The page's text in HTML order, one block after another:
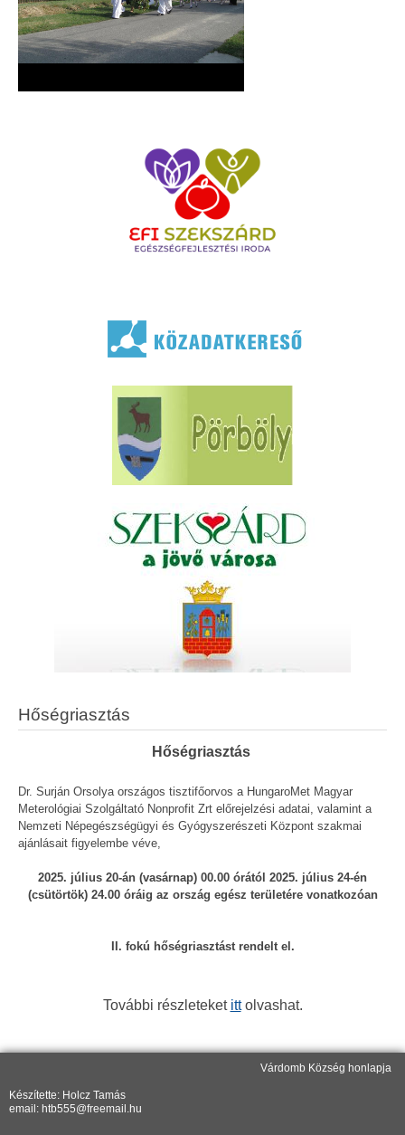
Hőségriasztás
Hőségriasztás
Dr. Surján Orsolya országos tisztifőorvos a HungaroMet Magyar
Meterológiai Szolgáltató Nonprofit Zrt előrejelzési adatai, valamint a
Nemzeti Népegészségügyi és Gyógyszerészeti Központ szakmai
ajánlásait figyelembe véve,
2025. július 20-án (vasárnap) 00.00 órától 2025. július 24-én
(csütörtök) 24.00 óráig az ország egész területére vonatkozóan
II. fokú hőségriasztást rendelt el.
További részleteket ittolvashat.
Várdomb Község honlapja
Készítette: Holcz Tamás
email: htb555@freemail.hu